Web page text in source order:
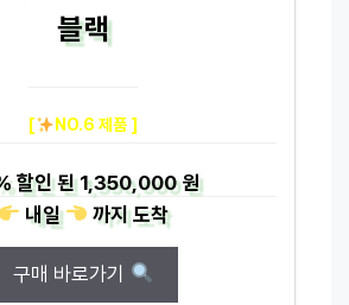
블랙
[ NO.6 제품 ]
할인 된1,350,000 원
내일
까지도착
구매 바로가기